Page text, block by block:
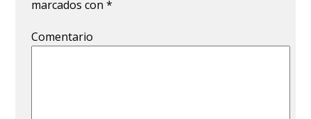
marcados con*
Comentario